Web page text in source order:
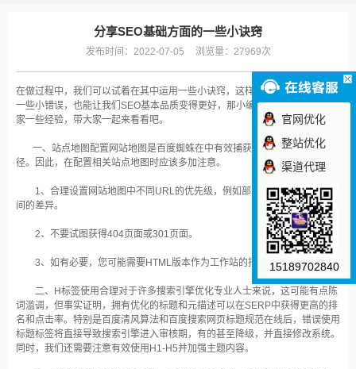
分享SEO基础方面的一些小诀窍
发布时间：2022-07-05 浏览量：27969次
在做过程中，我们可以试着在其中运用一些小诀窍，这样不仅能让我们去避免
一些小错误，也能让我们SEO基本品质变得更好，那小编就在这里分享给大
家一些经验，带大家一起来看看吧。
一、站点地图配置网站地图是百度蜘蛛在中有效捕获目标网站的重要途
径。因此，在配置相关站点地图时应该多加注意。
1、合理设置网站地图中不同URL的优先级，例如部分页面和内容页面之
间的差异。
2、不要试图获得404页面或301页面。
3、如有必要，您可能需要HTML版本作为工作站的指南。
二、H标签使用合理对于许多搜索引擎优化专业人士来说，这可能有点陈
词滥调，但事实证明，拥有优化的标题和元描述可以在SERP中获得更高的排
名和点击率。特别是百度清风算法和百度搜索网页标题规范在线后，错误使用
标题标签将直接导致搜索引擎进入审核期，有的甚至降级，并直接修改系统。
同时，我们还需要注意有效使用H1-H5并加强主题内容。
官网优化
整站优化
渠道代理
15189702840